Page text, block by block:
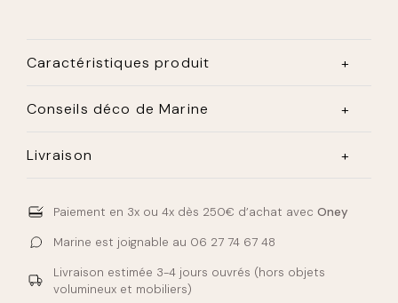
Caractéristiques produit
Finition :peinture vert sauge
Fermeture :Clé fournie
État :Trés bon état général (cf. photos)
Conseils déco de Marine
où elle deviendra la pièce maîtresse. Associez la à un
marie aussi très bien avec des poteries en grès et du
et intemporel.
Livraison
rendez-vous est effectuée quelques jours avant le
passage du livreur. ( Le jour et créneau de livraison ne
sont pas au choix )
Livraison en bas de l’immeuble.
Délai de livraison :
Paiement en 3x ou 4x dès 250€ d’achat avec Oney
Marine est joignable au 06 27 74 67 48
Livraison estimée 3-4 jours ouvrés (hors objets
volumineux et mobiliers)